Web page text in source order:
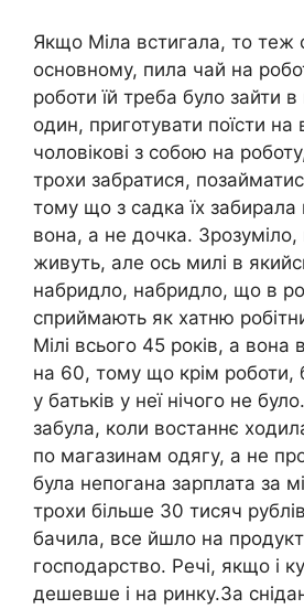
Якщо Міла встигала, то теж
основному, пила чай на
роботи їй треба було зайти в
один, приготувати поїсти
чоловікові з собою на
трохи забратися,
тому що з садка їх забирала
вона, а не дочка.
живуть, але ось милі в
набридло, набридло, що в
сприймають як хатню
Мілі всього 45 років, а вона
на 60, тому що крім роботи,
у батьків у неї нічого не
забула, коли востаннє
по магазинам одягу, а не
була непогана зарплата за
трохи більше 30 тисяч
бачила, все йшло на
господарство. Речі, якщо і
дешевше і на ринку.За